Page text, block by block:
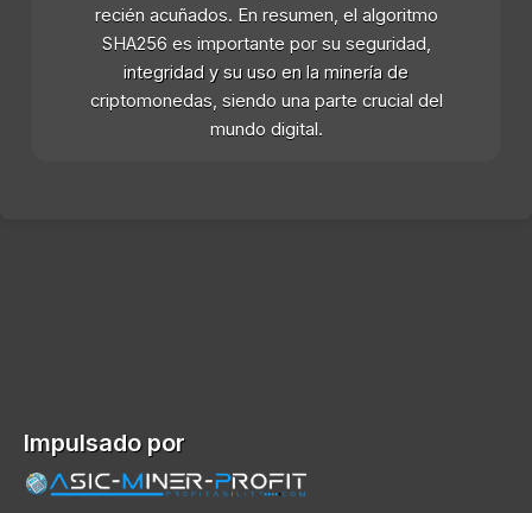
recién acuñados. En resumen, el algoritmo
SHA256 es importante por su seguridad,
integridad y su uso en la minería de
criptomonedas, siendo una parte crucial del
mundo digital.
Impulsado por